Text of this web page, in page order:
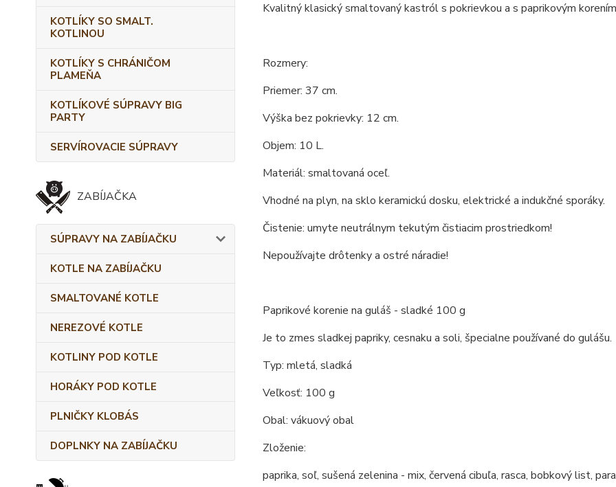
KOTLÍKY SO SMALT.
KOTLINOU
KOTLÍKY S CHRÁNIČOM
PLAMEŇA
KOTLÍKOVÉ SÚPRAVY BIG
PARTY
SERVÍROVACIE SÚPRAVY
ZABÍJAČKA
SÚPRAVY NA ZABÍJAČKU
KOTLE NA ZABÍJAČKU
SMALTOVANÉ KOTLE
NEREZOVÉ KOTLE
KOTLINY POD KOTLE
HORÁKY POD KOTLE
PLNIČKY KLOBÁS
DOPLNKY NA ZABÍJAČKU
Kvalitný klasický smaltovaný kastról s pokrievkou a s paprikovým
Rozmery:
Priemer: 37 cm.
Výška bez pokrievky: 12 cm.
Objem: 10 L.
Materiál: smaltovaná oceľ.
Vhodné na plyn, na sklo keramickú dosku, elektrické a indukčné sporáky.
Čistenie: umyte neutrálnym tekutým čistiacim prostriedkom!
Nepoužívajte drôtenky a ostré náradie!
Paprikové korenie na guláš - sladké 100 g
Je to zmes sladkej papriky, cesnaku a soli, špecialne používané do gulášu.
Typ: mletá, sladká
Veľkosť: 100 g
Obal: vákuový obal
Zloženie:
paprika, soľ, sušená zelenina - mix, červená cibuľa, rasca, bobkový list,